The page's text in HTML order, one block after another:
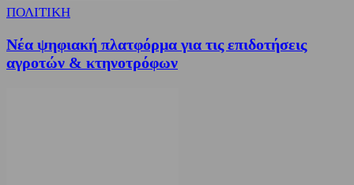
ΠΟΛΙΤΙΚΗ
Νέα ψηφιακή πλατφόρμα για τις επιδοτήσεις
αγροτών & κτηνοτρόφων